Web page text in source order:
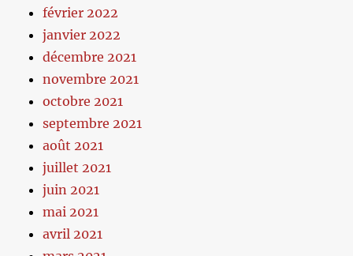
février 2022
janvier 2022
décembre 2021
novembre 2021
octobre 2021
septembre 2021
août 2021
juillet 2021
juin 2021
mai 2021
avril 2021